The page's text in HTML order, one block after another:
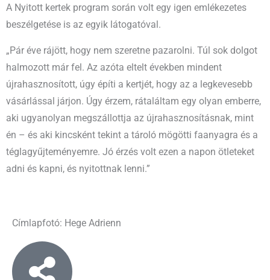
A Nyitott kertek program során volt egy igen emlékezetes
beszélgetése is az egyik látogatóval.
„Pár éve rájött, hogy nem szeretne pazarolni. Túl sok dolgot
halmozott már fel. Az azóta eltelt években mindent
újrahasznosított, úgy építi a kertjét, hogy az a legkevesebb
vásárlással járjon. Úgy érzem, rátaláltam egy olyan emberre,
aki ugyanolyan megszállottja az újrahasznosításnak, mint
én – és aki kincsként tekint a tároló mögötti faanyagra és a
téglagyűjteményemre. Jó érzés volt ezen a napon ötleteket
adni és kapni, és nyitottnak lenni.”
Címlapfotó: Hege Adrienn